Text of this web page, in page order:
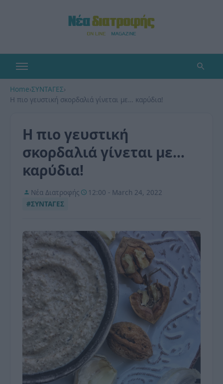
Home›ΣΥΝΤΑΓΕΣ›
Η πιο γευστική σκορδαλιά γίνεται με… καρύδια!
Η πιο γευστική
σκορδαλιά γίνεται με…
καρύδια!
Νέα Διατροφής
12:00 - March 24, 2022
#ΣΥΝΤΑΓΕΣ